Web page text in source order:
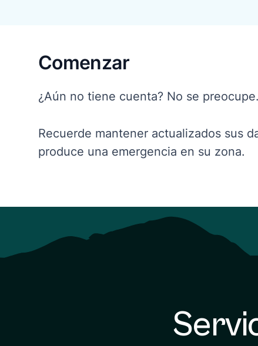
Comenzar
¿Aún no tiene cuenta? No se preocupe.
Recuerde mantener actualizados sus
produce una emergencia en su zona.